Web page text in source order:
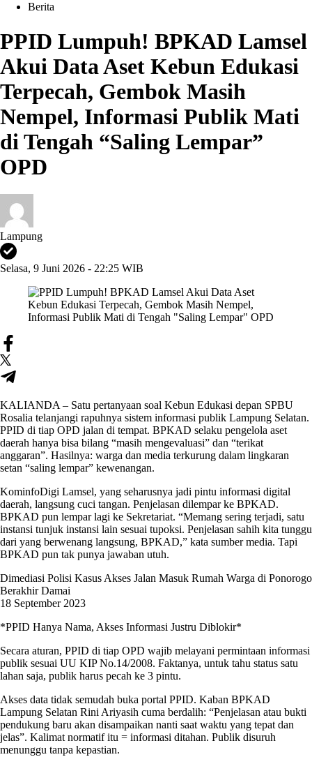
Berita
PPID Lumpuh! BPKAD Lamsel
Akui Data Aset Kebun Edukasi
Terpecah, Gembok Masih
Nempel, Informasi Publik Mati
di Tengah “Saling Lempar”
OPD
Lampung
Selasa, 9 Juni 2026 - 22:25 WIB
KALIANDA – Satu pertanyaan soal Kebun Edukasi depan SPBU
Rosalia telanjangi rapuhnya sistem informasi publik Lampung Selatan.
PPID di tiap OPD jalan di tempat. BPKAD selaku pengelola aset
daerah hanya bisa bilang “masih mengevaluasi” dan “terikat
anggaran”. Hasilnya: warga dan media terkurung dalam lingkaran
setan “saling lempar” kewenangan.
KominfoDigi Lamsel, yang seharusnya jadi pintu informasi digital
daerah, langsung cuci tangan. Penjelasan dilempar ke BPKAD.
BPKAD pun lempar lagi ke Sekretariat. “Memang sering terjadi, satu
instansi tunjuk instansi lain sesuai tupoksi. Penjelasan sahih kita tunggu
dari yang berwenang langsung, BPKAD,” kata sumber media. Tapi
BPKAD pun tak punya jawaban utuh.
Dimediasi Polisi Kasus Akses Jalan Masuk Rumah Warga di Ponorogo
Berakhir Damai
18 September 2023
*PPID Hanya Nama, Akses Informasi Justru Diblokir*
Secara aturan, PPID di tiap OPD wajib melayani permintaan informasi
publik sesuai UU KIP No.14/2008. Faktanya, untuk tahu status satu
lahan saja, publik harus pecah ke 3 pintu.
Akses data tidak semudah buka portal PPID. Kaban BPKAD
Lampung Selatan Rini Ariyasih cuma berdalih: “Penjelasan atau bukti
pendukung baru akan disampaikan nanti saat waktu yang tepat dan
jelas”. Kalimat normatif itu = informasi ditahan. Publik disuruh
menunggu tanpa kepastian.